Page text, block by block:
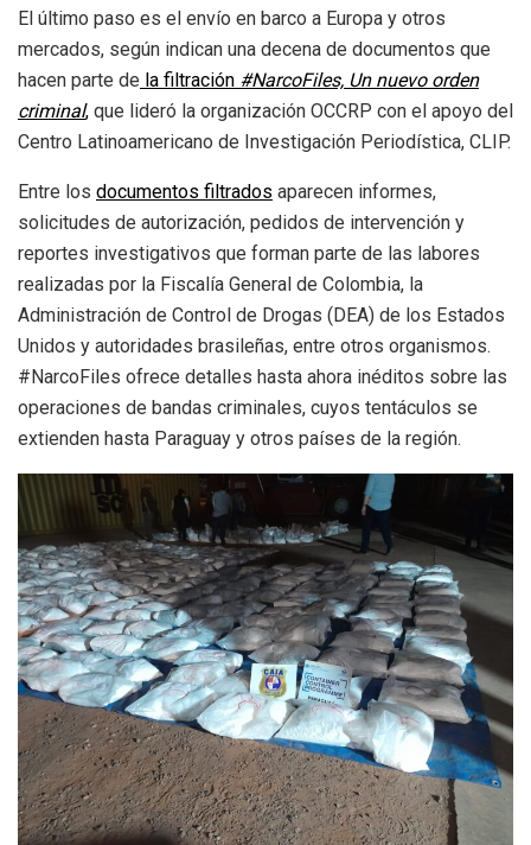
El último paso es el envío en barco a Europa y otros
mercados, según indican una decena de documentos que
hacen parte de la filtración #NarcoFiles, Un nuevo orden
criminal, que lideró la organización OCCRP con el apoyo del
Centro Latinoamericano de Investigación Periodística, CLIP.
Entre los documentos filtrados aparecen informes,
solicitudes de autorización, pedidos de intervención y
reportes investigativos que forman parte de las labores
realizadas por la Fiscalía General de Colombia, la
Administración de Control de Drogas (DEA) de los Estados
Unidos y autoridades brasileñas, entre otros organismos.
#NarcoFiles ofrece detalles hasta ahora inéditos sobre las
operaciones de bandas criminales, cuyos tentáculos se
extienden hasta Paraguay y otros países de la región.